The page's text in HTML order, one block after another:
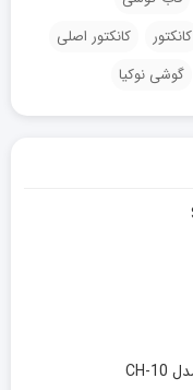
کانکتور
کانکتور اصلی
گوشی نوکیا